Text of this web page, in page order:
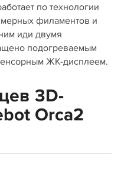
по технологии
филаментов и
иди двумя
подогреваемым
ЖК-дисплеем.
3D-
Orca2